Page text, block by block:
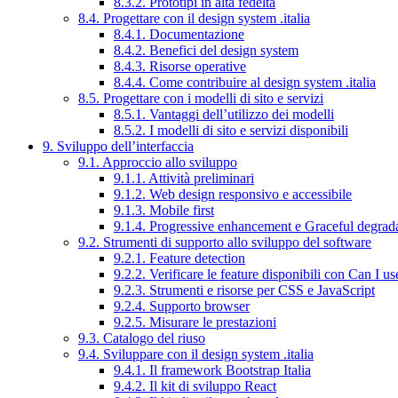
8.4. Progettare con il design system .italia
8.4.1. Documentazione
8.4.2. Benefici del design system
8.4.3. Risorse operative
8.4.4. Come contribuire al design system .italia
8.5. Progettare con i modelli di sito e servizi
8.5.1. Vantaggi dell’utilizzo dei modelli
8.5.2. I modelli di sito e servizi disponibili
9. Sviluppo dell’interfaccia
9.1. Approccio allo sviluppo
9.1.1. Attività preliminari
9.1.2. Web design responsivo e accessibile
9.1.3. Mobile first
9.1.4. Progressive enhancement e Graceful
9.2. Strumenti di supporto allo sviluppo del software
9.2.1. Feature detection
9.2.2. Verificare le feature disponibili con Can I
9.2.3. Strumenti e risorse per CSS e JavaScript
9.2.4. Supporto browser
9.2.5. Misurare le prestazioni
9.3. Catalogo del riuso
9.4. Sviluppare con il design system .italia
9.4.1. Il framework Bootstrap Italia
9.4.2. Il kit di sviluppo React